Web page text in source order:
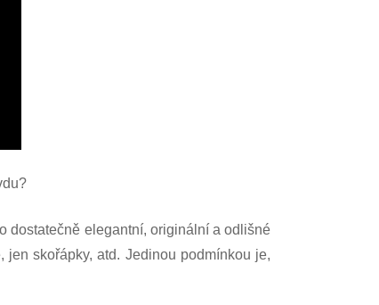
dostatečně elegantní, originální a odlišné
skořápky, atd. Jedinou podmínkou je,